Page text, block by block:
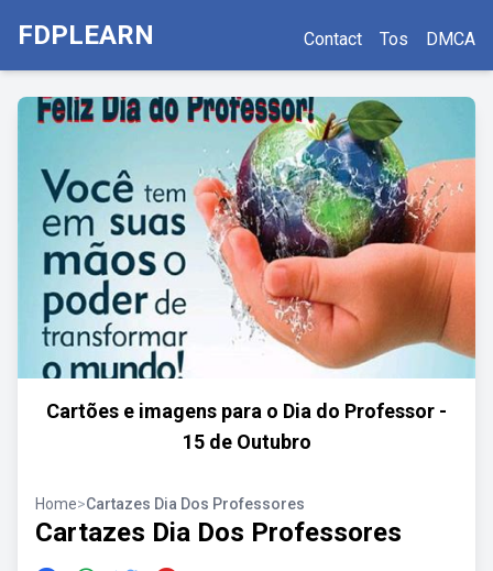
FDPLEARN Contact Tos DMCA
Cartões e imagens para o Dia do Professor -
15 de Outubro
Home>Cartazes Dia Dos Professores
Cartazes Dia Dos Professores